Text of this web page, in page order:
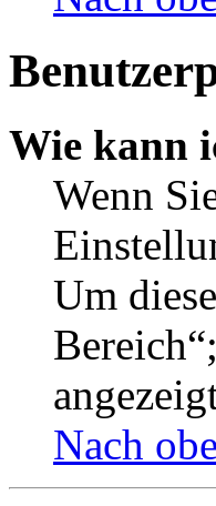
Wie kann
Wenn
Um
Nach